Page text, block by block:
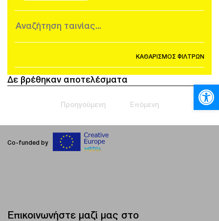
ΚΑΘΑΡΙΣΜΟΣ ΦΙΛΤΡΩΝ
Δε βρέθηκαν αποτελέσματα
Προηγούμενη Επόμενη
Co-funded by
Επικοινωνήστε μαζί μας στο